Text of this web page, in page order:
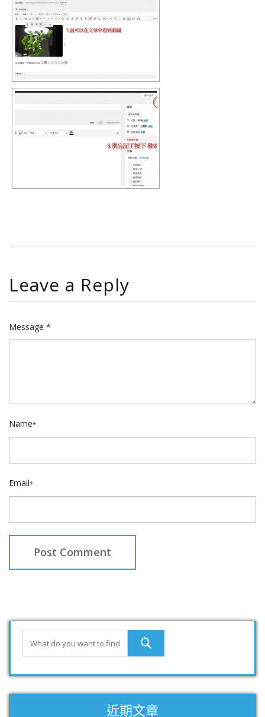
Leave a Reply
Message *
Name*
Email*
近期文章